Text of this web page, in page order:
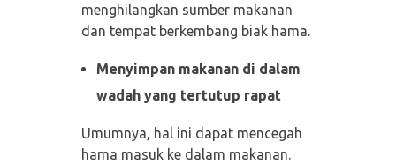
menghilangkan sumber makanan
dan tempat berkembang biak hama.
Menyimpan makanan di dalam
wadah yang tertutup rapat
Umumnya, hal ini dapat mencegah
hama masuk ke dalam makanan.